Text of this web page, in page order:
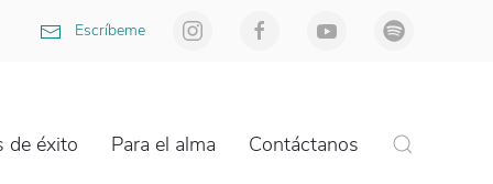
Escríbeme
de éxito Para el alma Contáctanos